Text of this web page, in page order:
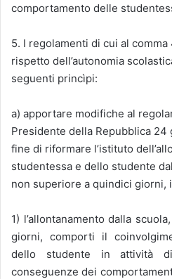
comportamento delle
5. I regolamenti di cui al
rispetto dell’autonomia
seguenti princìpi:
a) apportare modifiche al
Presidente della Repubblica 24
fine di riformare l’istituto
studentessa e dello studente
non superiore a quindici giorni,
1) l’allontanamento dalla
giorni, comporti il
dello studente in attività di
conseguenze dei